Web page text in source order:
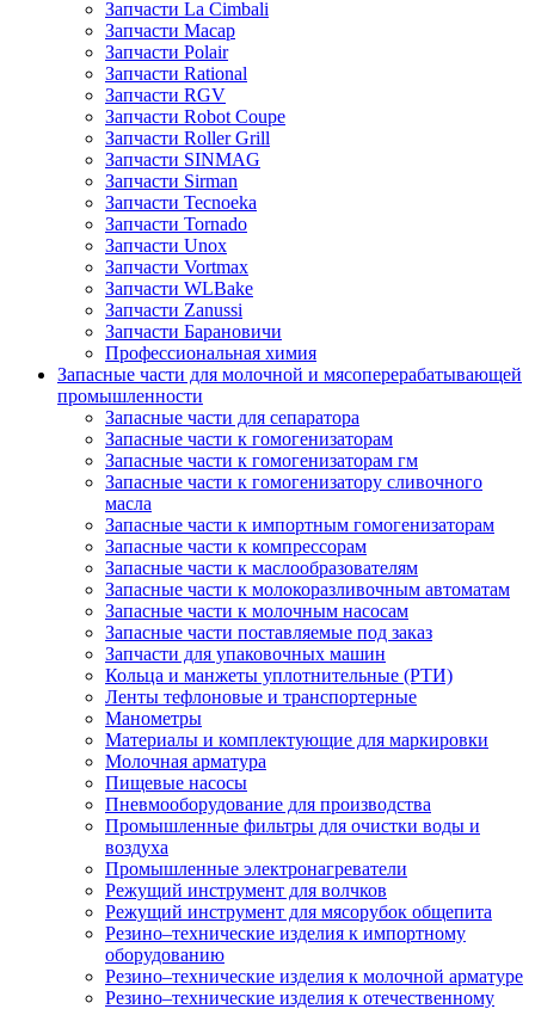
Запчасти La Cimbali
Запчасти Macap
Запчасти Polair
Запчасти Rational
Запчасти RGV
Запчасти Robot Coupe
Запчасти Roller Grill
Запчасти SINMAG
Запчасти Sirman
Запчасти Tecnoeka
Запчасти Tornado
Запчасти Unox
Запчасти Vortmax
Запчасти WLBake
Запчасти Zanussi
Запчасти Барановичи
Профессиональная химия
Запасные части для молочной и мясоперерабатывающей
промышленности
Запасные части для сепаратора
Запасные части к гомогенизаторам
Запасные части к гомогенизаторам гм
Запасные части к гомогенизатору сливочного
масла
Запасные части к импортным гомогенизаторам
Запасные части к компрессорам
Запасные части к маслообразователям
Запасные части к молокоразливочным автоматам
Запасные части к молочным насосам
Запасные части поставляемые под заказ
Запчасти для упаковочных машин
Кольца и манжеты уплотнительные (РТИ)
Ленты тефлоновые и транспортерные
Манометры
Материалы и комплектующие для маркировки
Молочная арматура
Пищевые насосы
Пневмооборудование для производства
Промышленные фильтры для очистки воды и
воздуха
Промышленные электронагреватели
Режущий инструмент для волчков
Режущий инструмент для мясорубок общепита
Резино–технические изделия к импортному
оборудованию
Резино–технические изделия к молочной арматуре
Резино–технические изделия к отечественному